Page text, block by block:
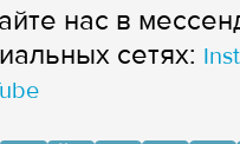
нас в
сетях: